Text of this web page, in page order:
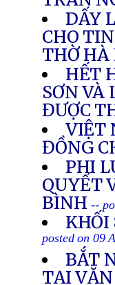
DẤY
CHO
THỜ HÀ
HẾT
SƠN VÀ
ĐƯỢC
VIỆT
ĐỒNG
PHI
QUYẾT
BÌNH --
posted on 09
BẮT
TẠI